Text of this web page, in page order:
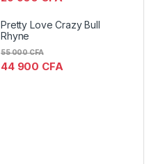
Pretty Love Crazy Bull
Rhyne
44 900 CFA
55 000CFA